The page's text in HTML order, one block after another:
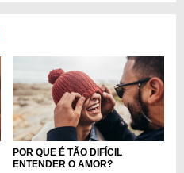
POR QUE É TÃO DIFÍCIL
ENTENDER O AMOR?